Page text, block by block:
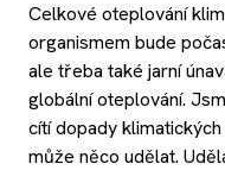
Celkové oteplování
organismem bude
ale třeba také jarní
globální oteplování.
cítí dopady
může něco udělat.